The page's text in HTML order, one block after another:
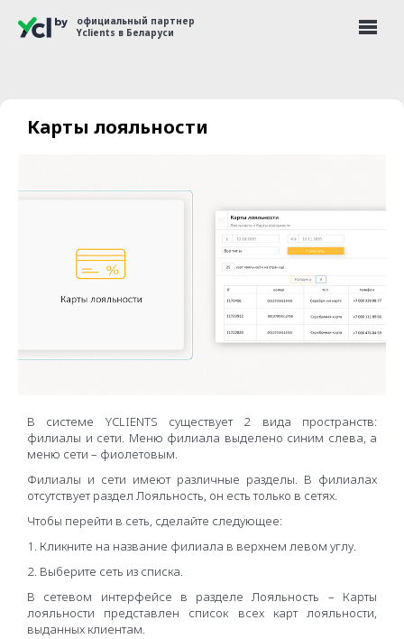
официальный партнер
Yclients в Беларуси
Карты лояльности
В системе YCLIENTS существует 2 вида пространств:
филиалы и сети. Меню филиала выделено синим слева, а
меню сети – фиолетовым.
Филиалы и сети имеют различные разделы. В филиалах
отсутствует раздел Лояльность, он есть только в сетях.
Чтобы перейти в сеть, сделайте следующее:
1. Кликните на название филиала в верхнем левом углу.
2. Выберите сеть из списка.
В сетевом интерфейсе в разделе Лояльность – Карты
лояльности представлен список всех карт лояльности,
выданных клиентам.